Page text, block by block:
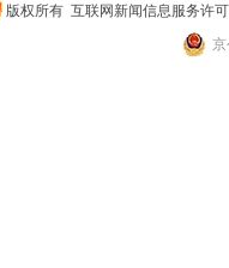
版权所有 互联网新闻信息服务许可
京